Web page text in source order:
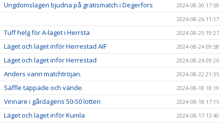
Ungdomslagen bjudna på gratismatch i Degerfors
2024-08-30 17:59
2024-08-26 11:17
Tuff helg för A-laget i Herrsta 2024-08-25 19:27
Läget och laget inför Herrestad AIF 2024-08-24 09:58
Läget och laget inför Herrestad 2024-08-24 09:26
Anders vann matchtröjan. 2024-08-22 21:35
Säffle tappade och vände. 2024-08-18 18:19
Vinnare i gårdagens 50-50 lotteri 2024-08-18 17:15
Läget och laget inför Kumla 2024-08-17 13:40